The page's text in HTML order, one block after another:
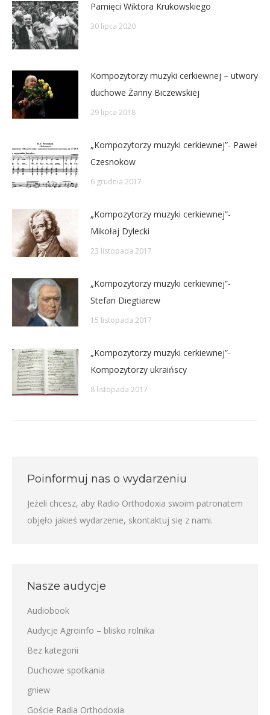
Pamięci Wiktora Krukowskiego
30 lipca 2020
Kompozytorzy muzyki cerkiewnej – utwory
duchowe Żanny Biczewskiej
29 lipca 2018
„Kompozytorzy muzyki cerkiewnej”- Paweł
Czesnokow
6 grudnia 2017
„Kompozytorzy muzyki cerkiewnej”-
Mikołaj Dylecki
23 listopada 2017
„Kompozytorzy muzyki cerkiewnej”-
Stefan Diegtiarew
15 listopada 2017
„Kompozytorzy muzyki cerkiewnej”-
Kompozytorzy ukraińscy
8 listopada 2017
Poinformuj nas o wydarzeniu
Jeżeli chcesz, aby Radio Orthodoxia swoim patronatem
objęło jakieś wydarzenie, skontaktuj się z nami.
Nasze audycje
Audiobook
Audycje Agroinfo – blisko rolnika
Bez kategorii
Duchowe spotkania
gniew
Goście Radia Orthodoxia